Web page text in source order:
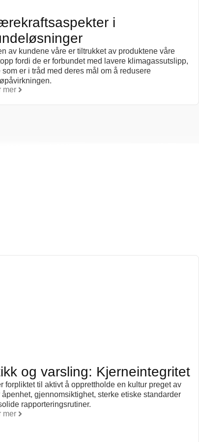
i
av kundene våre er tiltrukket av produktene våre
fordi de er forbundet med lavere klimagassutslipp,
som er i tråd med deres mål om å redusere
mer
og varsling: Kjerneintegritet
forpliktet til aktivt å opprettholde en kultur preget av
åpenhet, gjennomsiktighet, sterke etiske standarder
rapporteringsrutiner.
mer